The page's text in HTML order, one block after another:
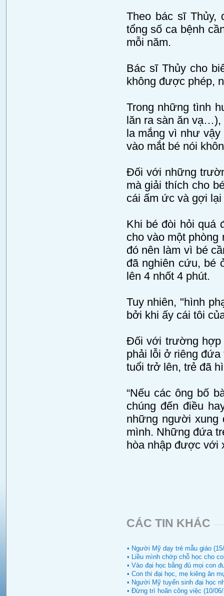
Theo bác sĩ Thủy,
tổng số ca bệnh
mỗi năm.
Bác sĩ Thủy cho
không được phép,
Trong những tình
lăn ra sàn ăn vạ…),
la mắng vì như
vào mắt bé nói
Đối với những
mà giải thích cho
cái ấm ức và gợi
Khi bé đòi hỏi quá
cho vào một
đó nên làm vì bé
đã nghiên cứu, bé
lên 4 nhốt 4 phút.
Tuy nhiên, "hình
bởi khi ấy cái tôi
Đối với trường hợp
phải lỗi ở riêng
tuổi trở lên, trẻ đã
“Nếu các ông bố
chúng đến điều
những người xung
mình. Những đứa
hòa nhập được với
CÁC TIN KHÁC
• Người Mỹ dạy trẻ mẫu giáo
• Liều mình chớp chỗ học cho
• Vào đại học bằng đủ mọi con
• Con thi đại học, mẹ kiêng ăn
• Người Mỹ tuyển sinh đại học
• Đừng trì hoãn công việc (10/06/